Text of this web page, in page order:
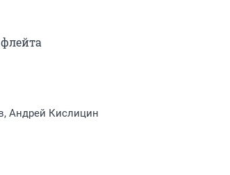
Андрей Кислицин